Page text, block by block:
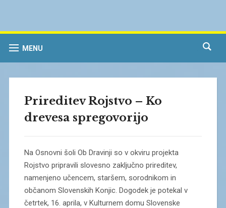
MENU
Prireditev Rojstvo – Ko
drevesa spregovorijo
Na Osnovni šoli Ob Dravinji so v okviru projekta
Rojstvo pripravili slovesno zaključno prireditev,
namenjeno učencem, staršem, sorodnikom in
občanom Slovenskih Konjic. Dogodek je potekal v
četrtek, 16. aprila, v Kulturnem domu Slovenske